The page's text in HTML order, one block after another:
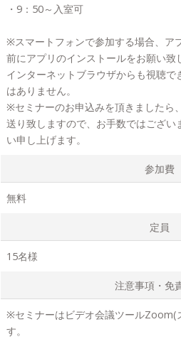
・9：50～入室可
※スマートフォンで参加する場合、ア
前にアプリのインストールをお願い致
インターネットブラウザからも視聴
はありません。
※セミナーのお申込みを頂きましたら
送り致しますので、お手数ではござ
い申し上げます。
参加費
無料
定員
15名様
注意事項・免
※セミナーはビデオ会議ツールZoom(
す。